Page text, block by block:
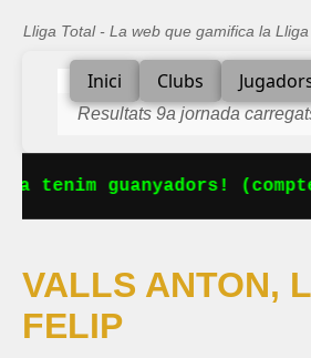
Lliga Total - La web que gamifica la
Inici Clubs
Resultats 9a jornada
tenim guanyadors!
VALLS ANTON,
FELIP